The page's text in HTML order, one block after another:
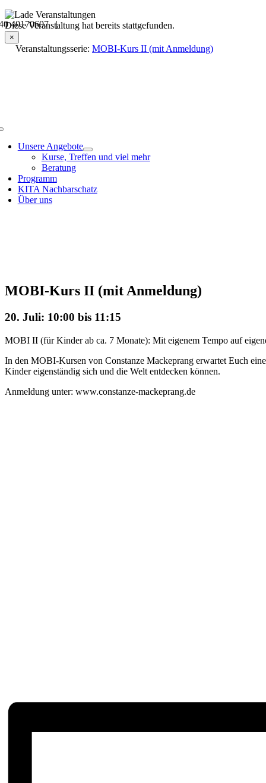
Skip
to
content
40170607 |
Unsere Angebote
Kurse, Treffen und viel mehr
Beratung
Programm
KITA Nachbarschatz
Über uns
Veranstaltungsdetails
Diese Veranstaltung hat bereits stattgefunden.
×
Veranstaltungsserie: MOBI-Kurs II (mit Anmeldung)
MOBI-Kurs II (mit Anmeldung)
20. Juli: 10:00 bis 11:15
MOBI II (für Kinder ab ca. 7 Monate): Mit eigenem Tempo auf
In den MOBI-Kursen von Constanze Mackeprang erwartet Euch
Kinder eigenständig sich und die Welt entdecken können.
Anmeldung unter: www.constanze-mackeprang.de